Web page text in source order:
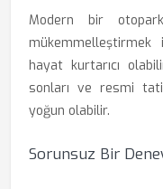
Modern bir
hayat kurtarıcı
sonları ve resmi
yoğun olabilir.
Sorunsuz Bir